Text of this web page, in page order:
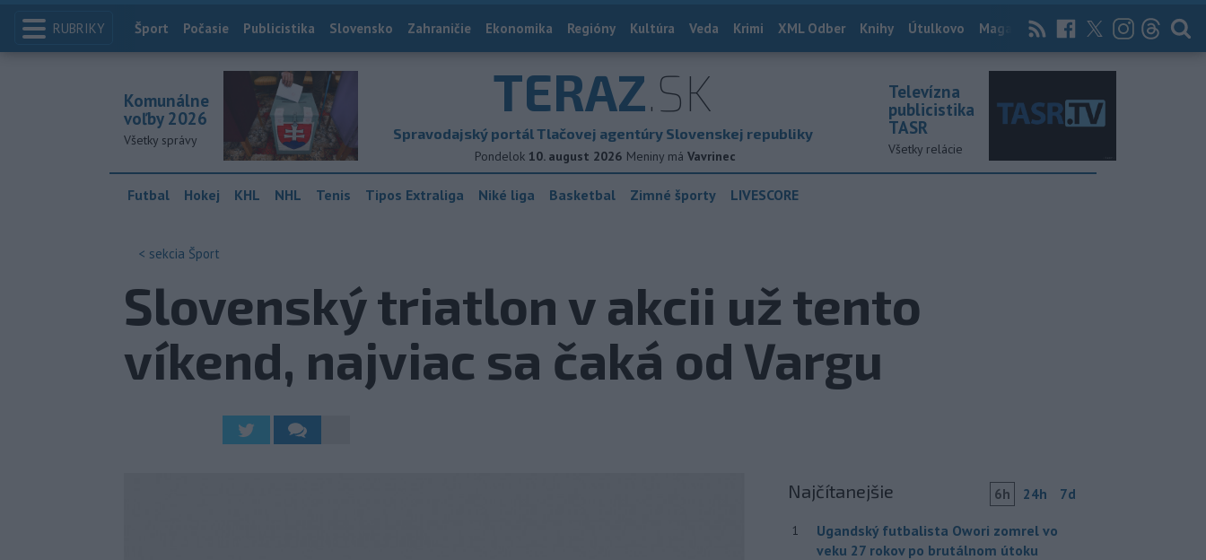
RUBRIKY Index
Šport Počasie Publicistika Slovensko Zahraničie Ekonomika Regióny Kultúra Veda Krimi XML Odber Knihy Útulkovo Magazín News Now Archív
TERAZ.SK
Spravodajský portál Tlačovej agentúry Slovenskej republiky
Pondelok 10. august 2026 Meniny má Vavrinec
Komunálne
voľby 2026
Všetky správy
Televízna
publicistika
TASR
Všetky relácie
Futbal Hokej KHL NHL Tenis Tipos Extraliga Niké liga Basketbal Zimné športy LIVESCORE
< sekcia Šport
Slovenský triatlon v akcii už tento
víkend, najviac sa čaká od Vargu
Najčítanejšie 6h 24h 7d
1
Ugandský futbalista Owori zomrel vo
veku 27 rokov po brutálnom útoku